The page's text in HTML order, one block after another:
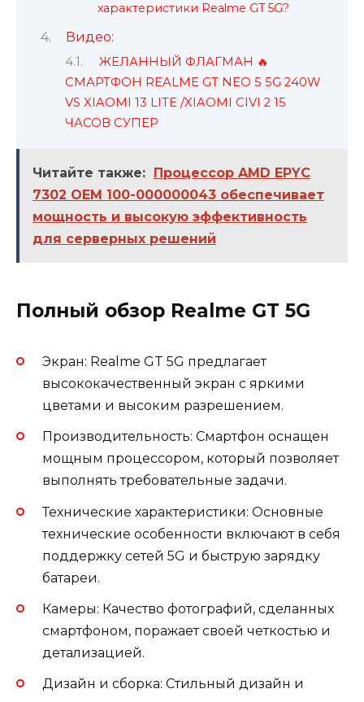
характеристики Realme GT 5G?
Видео:
ЖЕЛАННЫЙ ФЛАГМАН 🔥
СМАРТФОН REALME GT NEO 5 5G 240W
VS XIAOMI 13 LITE /XIAOMI CIVI 2 15
ЧАСОВ СУПЕР
Читайте также: Процессор AMD EPYC
7302 OEM 100-000000043 обеспечивает
мощность и высокую эффективность
для серверных решений
Полный обзор Realme GT 5G
Экран: Realme GT 5G предлагает
высококачественный экран с яркими
цветами и высоким разрешением.
Производительность: Смартфон оснащен
мощным процессором, который позволяет
выполнять требовательные задачи.
Технические характеристики: Основные
технические особенности включают в себя
поддержку сетей 5G и быструю зарядку
батареи.
Камеры: Качество фотографий, сделанных
смартфоном, поражает своей четкостью и
детализацией.
Дизайн и сборка: Стильный дизайн и